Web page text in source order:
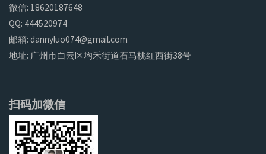
微信: 18620187648
QQ: 444520974
邮箱: dannyluo074@gmail.com
地址: 广州市白云区均禾街道石马桃红西街38号
扫码加微信